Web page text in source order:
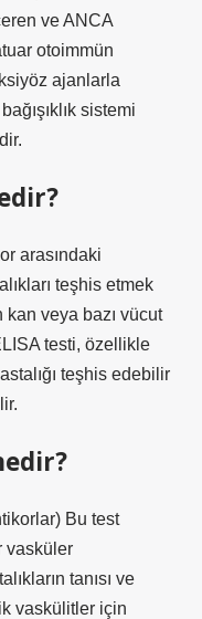
ve ANCA
otoimmün
ajanlarla
sistemi
arasındaki
teşhis etmek
kan veya bazı vücut
testi, özellikle
teşhis edebilir
Bu test
vasküler
tanısı ve
vaskülitler için